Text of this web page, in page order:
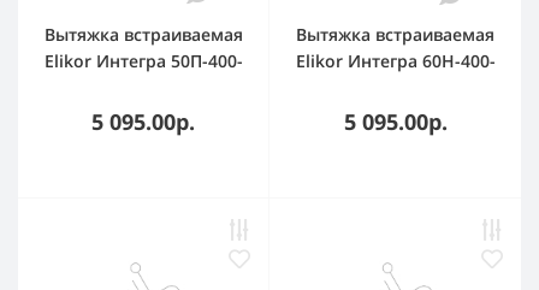
Вытяжка встраиваемая
Elikor Интегра 50П-400-
куб. м/ч, 57 дБ
5 095.00р.
Вытяжка встраиваемая
Elikor Интегра 60Н-400-
сталь, 60 см, 400 куб. м/
5 095.00р.